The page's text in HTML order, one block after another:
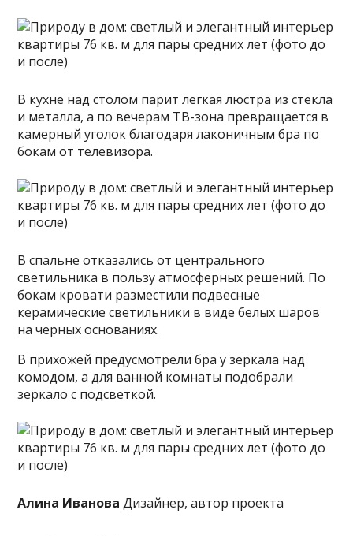
В кухне над столом парит легкая люстра из стекла
и металла, а по вечерам ТВ-зона превращается в
камерный уголок благодаря лаконичным бра по
бокам от телевизора.
В спальне отказались от центрального
светильника в пользу атмосферных решений. По
бокам кровати разместили подвесные
керамические светильники в виде белых шаров
на черных основаниях.
В прихожей предусмотрели бра у зеркала над
комодом, а для ванной комнаты подобрали
зеркало с подсветкой.
Алина Иванова Дизайнер, автор проекта